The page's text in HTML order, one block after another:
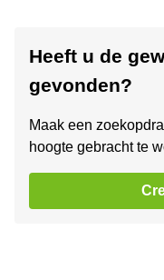
Heeft u de
gevonden?
Maak een
hoogte gebracht te